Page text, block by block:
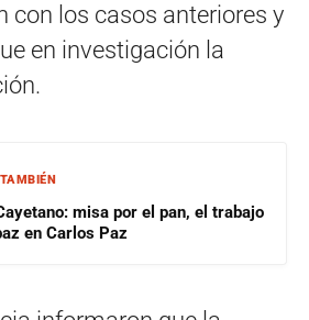
con los casos anteriores y
en investigación la
misa por el pan, el trabajo
en Carlos Paz